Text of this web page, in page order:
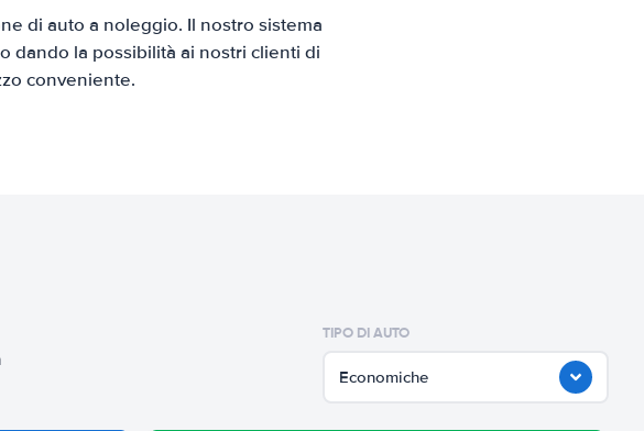
di auto a noleggio. Il nostro sistema
dando la possibilità ai nostri clienti di
conveniente.
TIPO DI AUTO
Economiche